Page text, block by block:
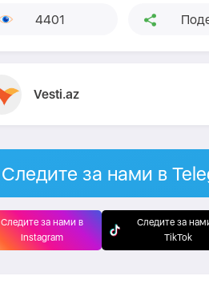
4401
Vesti.az
Следите за нами в
Следите за нами в
Instagram
Следите за
TikTok